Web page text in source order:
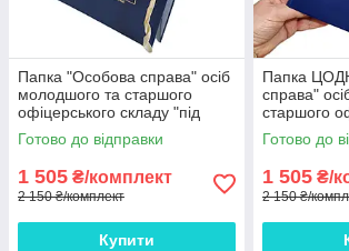
Папка "Особова справа" осіб
молодшого та старшого
офіцерського складу "під
золото" на зав'язках, без
клапанів, ЦОДНТІ 10мм*10
Готово до відправки
1 505 ₴/комплект
2 150 ₴/комплект
Купити
Папка
справа"
старшого
складу "під
клапанів,
Готово до
1 505 ₴/
2 150 ₴/